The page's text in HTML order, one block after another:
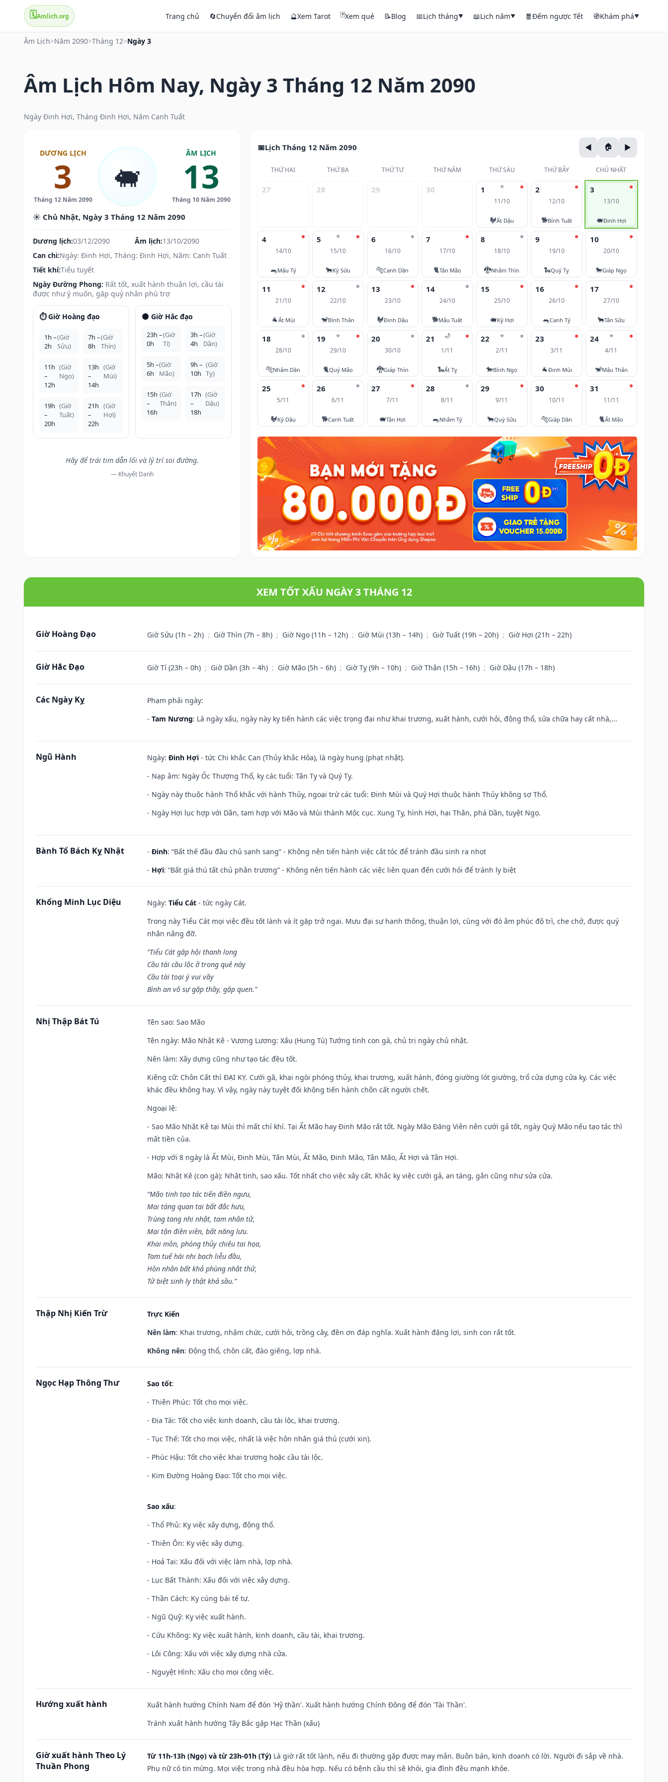
🗓️Amlich.org Trang chủ 🔄Chuyển đổi âm lịch 🔮Xem Tarot 🃏Xem quẻ 📝Blog 📅Lịch tháng▼ 📖Lịch năm▼ 🧧Đếm ngược Tết 🧭Khám phá▼
Âm Lịch>Năm 2090>Tháng 12>Ngày 3
Âm Lịch Hôm Nay, Ngày 3 Tháng 12 Năm 2090
Ngày Đinh Hợi, Tháng Đinh Hợi, Năm Canh Tuất
DƯƠNG LỊCH
3
Tháng 12 Năm 2090
🐖
ÂM LỊCH
13
Tháng 10 Năm 2090
☀️ Chủ Nhật, Ngày 3 Tháng 12 Năm 2090
Dương lịch:03/12/2090 Âm lịch:13/10/2090
Can chi:Ngày: Đinh Hợi, Tháng: Đinh Hợi, Năm: Canh Tuất
Tiết khí:Tiểu tuyết
Ngày Đường Phong: Rất tốt, xuất hành thuận lợi, cầu tài
được như ý muốn, gặp quý nhân phù trợ
⏱️ Giờ Hoàng đạo
1h –
2h
(Giờ
Sửu)
7h –
8h
(Giờ
Thìn)
11h
–
12h
(Giờ
Ngọ)
13h
–
14h
(Giờ
Mùi)
19h
–
20h
(Giờ
Tuất)
21h
–
22h
(Giờ
Hợi)
🌑 Giờ Hắc đạo
23h –
0h
(Giờ
Tí)
3h –
4h
(Giờ
Dần)
5h –
6h
(Giờ
Mão)
9h –
10h
(Giờ
Tỵ)
15h
–
16h
(Giờ
Thân)
17h
–
18h
(Giờ
Dậu)
Hãy để trái tim dẫn lối và lý trí soi đường.
— Khuyết Danh
Lịch Tháng 12 Năm 2090
THỨ HAI THỨ BA THỨ TƯ THỨ NĂM THỨ SÁU THỨ BẢY CHỦ NHẬT
27 28 29 30 ⭐
1
11/10
🐓Ất Dậu
2
12/10
🐕Bính Tuất
3
13/10
🐖Đinh Hợi
4
14/10
🐀Mậu Tý
⭐
5
15/10
🐂Kỷ Sửu
6
16/10
🐅Canh Dần
7
17/10
🐈Tân Mão
8
18/10
🐉Nhâm Thìn
9
19/10
🐍Quý Tỵ
10
20/10
🐎Giáp Ngọ
11
21/10
🐐Ất Mùi
12
22/10
🐒Bính Thân
13
23/10
🐓Đinh Dậu
14
24/10
🐕Mậu Tuất
15
25/10
🐖Kỷ Hợi
16
26/10
🐀Canh Tý
17
27/10
🐂Tân Sửu
18
28/10
🐅Nhâm Dần
⭐
19
29/10
🐈Quý Mão
20
30/10
🐉Giáp Thìn
🌙
21
1/11
🐍Ất Tỵ
⭐
22
2/11
🐎Bính Ngọ
23
3/11
🐐Đinh Mùi
⭐
24
4/11
🐒Mậu Thân
25
5/11
🐓Kỷ Dậu
26
6/11
🐕Canh Tuất
27
7/11
🐖Tân Hợi
28
8/11
🐀Nhâm Tý
29
9/11
🐂Quý Sửu
30
10/11
🐅Giáp Dần
31
11/11
🐈Ất Mão
XEM TỐT XẤU NGÀY 3 THÁNG 12
Giờ Hoàng Đạo Giờ Sửu (1h – 2h) ; Giờ Thìn (7h – 8h) ; Giờ Ngọ (11h – 12h) ; Giờ Mùi (13h – 14h) ; Giờ Tuất (19h – 20h) ; Giờ Hợi (21h – 22h)
Giờ Hắc Đạo Giờ Tí (23h – 0h) ; Giờ Dần (3h – 4h) ; Giờ Mão (5h – 6h) ; Giờ Tỵ (9h – 10h) ; Giờ Thân (15h – 16h) ; Giờ Dậu (17h – 18h)
Các Ngày Kỵ
Phạm phải ngày:
- Tam Nương: Là ngày xấu, ngày này kỵ tiến hành các việc trọng đại như khai trương, xuất hành, cưới hỏi, động thổ, sửa chữa hay cất nhà,...
Ngũ Hành Ngày: Đinh Hợi - tức Chi khắc Can (Thủy khắc Hỏa), là ngày hung (phạt nhật).
- Nạp âm: Ngày Ốc Thượng Thổ, kỵ các tuổi: Tân Tỵ và Quý Tỵ.
- Ngày này thuộc hành Thổ khắc với hành Thủy, ngoại trừ các tuổi: Đinh Mùi và Quý Hợi thuộc hành Thủy không sợ Thổ.
- Ngày Hợi lục hợp với Dần, tam hợp với Mão và Mùi thành Mộc cục. Xung Tỵ, hình Hợi, hại Thân, phá Dần, tuyệt Ngọ.
Bành Tổ Bách Kỵ Nhật - Đinh: “Bất thế đầu đầu chủ sanh sang” - Không nên tiến hành việc cắt tóc để tránh đầu sinh ra nhọt
- Hợi: “Bất giá thú tất chủ phân trương” - Không nên tiến hành các việc liên quan đến cưới hỏi để tránh ly biệt
Khổng Minh Lục Diệu Ngày: Tiểu Cát - tức ngày Cát.
Trong này Tiểu Cát mọi việc đều tốt lành và ít gặp trở ngại. Mưu đại sự hanh thông, thuận lợi, cùng với đó âm phúc độ trì, che chở, được quý
nhân nâng đỡ.
“Tiểu Cát gặp hội thanh long
Cầu tài cầu lộc ở trong quẻ này
Cầu tài toại ý vui vầy
Bình an vô sự gặp thầy, gặp quen.”
Nhị Thập Bát Tú Tên sao: Sao Mão
Tên ngày: Mão Nhật Kê - Vương Lương: Xấu (Hung Tú) Tướng tinh con gà, chủ trị ngày chủ nhật.
Nên làm: Xây dựng cũng như tạo tác đều tốt.
Kiêng cữ: Chôn Cất thì ĐẠI KỴ. Cưới gã, khai ngòi phóng thủy, khai trương, xuất hành, đóng giường lót giường, trổ cửa dựng cửa kỵ. Các việc
khác đều không hay. Vì vậy, ngày này tuyệt đối không tiến hành chôn cất người chết.
Ngoại lệ:
- Sao Mão Nhật Kê tại Mùi thì mất chí khí. Tại Ất Mão hay Đinh Mão rất tốt. Ngày Mão Đăng Viên nên cưới gả tốt, ngày Quý Mão nếu tạo tác thì
mất tiền của.
- Hợp với 8 ngày là Ất Mùi, Đinh Mùi, Tân Mùi, Ất Mão, Đinh Mão, Tân Mão, Ất Hợi và Tân Hợi.
Mão: Nhật Kê (con gà): Nhật tinh, sao xấu. Tốt nhất cho việc xây cất. Khắc kỵ việc cưới gả, an táng, gắn cũng như sửa cửa.
“Mão tinh tạo tác tiến điền ngưu,
Mai táng quan tai bất đắc hưu,
Trùng tang nhị nhật, tam nhân tử,
Mại tận điền viên, bất năng lưu.
Khai môn, phóng thủy chiêu tai họa,
Tam tuế hài nhi bạch liễu đầu,
Hôn nhân bất khả phùng nhật thử,
Tử biệt sinh ly thật khả sầu.”
Thập Nhị Kiến Trừ
Trực Kiến
Nên làm: Khai trương, nhậm chức, cưới hỏi, trồng cây, đền ơn đáp nghĩa. Xuất hành đặng lợi, sinh con rất tốt.
Không nên: Động thổ, chôn cất, đào giếng, lợp nhà.
Ngọc Hạp Thông Thư Sao tốt:
- Thiên Phúc: Tốt cho mọi việc.
- Địa Tài: Tốt cho việc kinh doanh, cầu tài lộc, khai trương.
- Tục Thế: Tốt cho mọi việc, nhất là việc hôn nhân giá thú (cưới xin).
- Phúc Hậu: Tốt cho việc khai trương hoặc cầu tài lộc.
- Kim Đường Hoàng Đạo: Tốt cho mọi việc.
Sao xấu:
- Thổ Phủ: Kỵ việc xây dựng, động thổ.
- Thiên Ôn: Kỵ việc xây dựng.
- Hoả Tai: Xấu đối với việc làm nhà, lợp nhà.
- Lục Bất Thành: Xấu đối với việc xây dựng.
- Thần Cách: Kỵ cúng bái tế tự.
- Ngũ Quỹ: Kỵ việc xuất hành.
- Cửu Không: Kỵ việc xuất hành, kinh doanh, cầu tài, khai trương.
- Lôi Công: Xấu với việc xây dựng nhà cửa.
- Nguyệt Hình: Xấu cho mọi công việc.
Hướng xuất hành
Xuất hành hướng Chính Nam để đón 'Hỷ thần'. Xuất hành hướng Chính Đông để đón 'Tài Thần'.
Tránh xuất hành hướng Tây Bắc gặp Hạc Thần (xấu)
Giờ xuất hành Theo Lý
Thuần Phong
Từ 11h-13h (Ngọ) và từ 23h-01h (Tý) Là giờ rất tốt lành, nếu đi thường gặp được may mắn. Buôn bán, kinh doanh có lời. Người đi sắp về nhà.
Phụ nữ có tin mừng. Mọi việc trong nhà đều hòa hợp. Nếu có bệnh cầu thì sẽ khỏi, gia đình đều mạnh khỏe.